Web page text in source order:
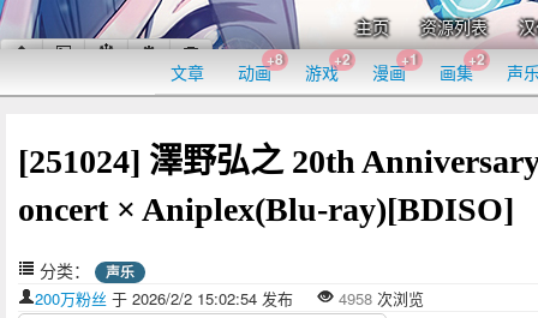
主页 资源列表
文章 动画
+8
游戏
+2
漫画
+1
画集
+2
声
[251024] 澤野弘之 20th
oncert × Aniplex(Blu-ray)[BDISO]
分类： 声乐
200万粉丝 于 2026/2/2 15:02:54 发布 4958 次浏览